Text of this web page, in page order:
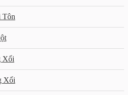
Tôn
Xối
Xối